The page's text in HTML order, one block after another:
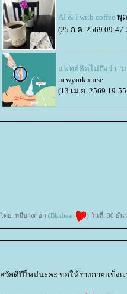
AI & I with coffee พุ
(25 ก.ค. 2569
พทย์คิดไม่ถึงว่า "ม
newyorknurse
(13 เม.ย. 2569
ดย: หมีบางกอก ( Bkkbear ) วันที่: 30 ธัน
สวัสดีปีใหม่นะคะ ขอให้ร่างกายแข็ง